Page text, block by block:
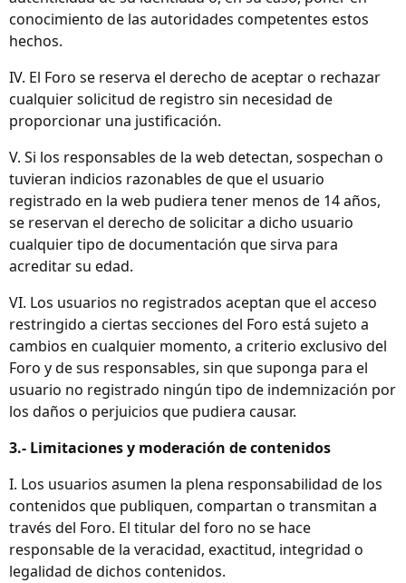
conocimiento de las autoridades competentes estos
hechos.
IV. El Foro se reserva el derecho de aceptar o rechazar
cualquier solicitud de registro sin necesidad de
proporcionar una justificación.
V. Si los responsables de la web detectan, sospechan o
tuvieran indicios razonables de que el usuario
registrado en la web pudiera tener menos de 14 años,
se reservan el derecho de solicitar a dicho usuario
cualquier tipo de documentación que sirva para
acreditar su edad.
VI. Los usuarios no registrados aceptan que el acceso
restringido a ciertas secciones del Foro está sujeto a
cambios en cualquier momento, a criterio exclusivo del
Foro y de sus responsables, sin que suponga para el
usuario no registrado ningún tipo de indemnización por
los daños o perjuicios que pudiera causar.
3.- Limitaciones y moderación de contenidos
I. Los usuarios asumen la plena responsabilidad de los
contenidos que publiquen, compartan o transmitan a
través del Foro. El titular del foro no se hace
responsable de la veracidad, exactitud, integridad o
legalidad de dichos contenidos.